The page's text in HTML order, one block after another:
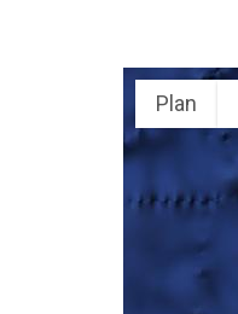
Plan